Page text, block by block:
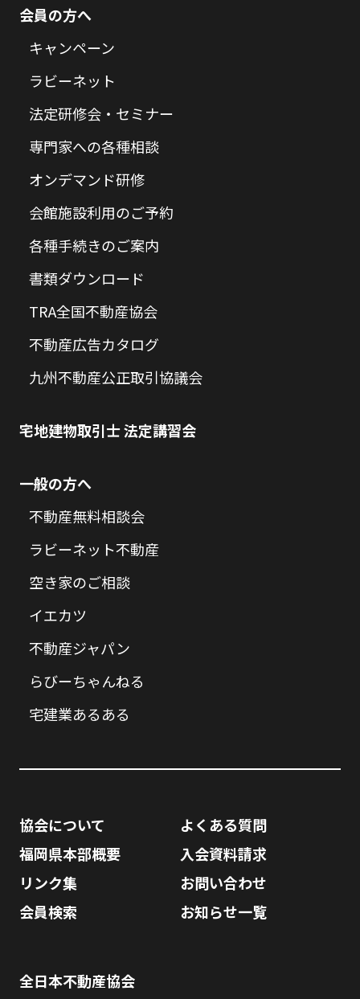
会員の方へ
キャンペーン
ラビーネット
法定研修会・セミナー
専門家への各種相談
オンデマンド研修
会館施設利用のご予約
各種手続きのご案内
書類ダウンロード
TRA全国不動産協会
不動産広告カタログ
九州不動産公正取引協議会
宅地建物取引士 法定講習会
一般の方へ
不動産無料相談会
ラビーネット不動産
空き家のご相談
イエカツ
不動産ジャパン
らびーちゃんねる
宅建業あるある
協会について
福岡県本部概要
リンク集
会員検索
よくある質問
入会資料請求
お問い合わせ
お知らせ一覧
全日本不動産協会